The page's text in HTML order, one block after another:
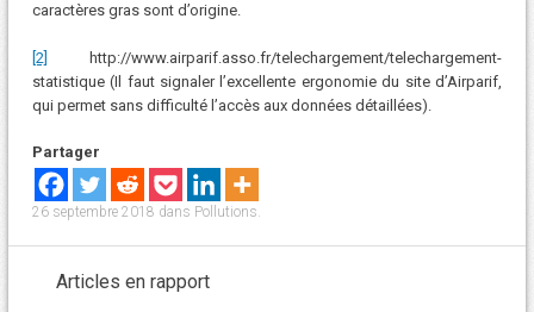
caractères gras sont d’origine.
[2]
http://www.airparif.asso.fr/telechargement/telechargement-
statistique (Il faut signaler l’excellente ergonomie du site d’Airparif,
qui permet sans difficulté l’accès aux données détaillées).
Partager
26 septembre 2018 dans Pollutions.
Articles en rapport